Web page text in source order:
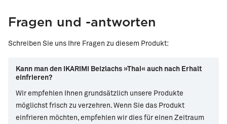
Räucherlachs auf Zudeln
Flûte mit Räucherlachs &
Fragen und -antworten
Schreiben Sie uns Ihre Fragen zu diesem Produkt:
Kann man den IKARIMI Beizlachs »Thai« auch nach Erhalt
einfrieren?
Wir empfehlen Ihnen grundsätzlich unsere Produkte
möglichst frisch zu verzehren. Wenn Sie das Produkt
einfrieren möchten, empfehlen wir dies für einen Zeitraum